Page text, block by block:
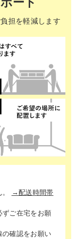
担を軽減します
→配送時間帯
ずご在宅をお願
の確認をお願い